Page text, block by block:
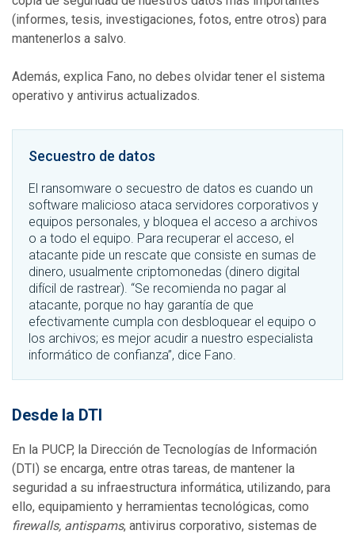
(informes, tesis, investigaciones, fotos, entre otros) para
mantenerlos a salvo.
Además, explica Fano, no debes olvidar tener el sistema
operativo y antivirus actualizados.
Secuestro de datos
El ransomware o secuestro de datos es cuando un
software malicioso ataca servidores corporativos y
equipos personales, y bloquea el acceso a archivos
o a todo el equipo. Para recuperar el acceso, el
atacante pide un rescate que consiste en sumas de
dinero, usualmente criptomonedas (dinero digital
difícil de rastrear). “Se recomienda no pagar al
atacante, porque no hay garantía de que
efectivamente cumpla con desbloquear el equipo o
los archivos; es mejor acudir a nuestro especialista
informático de confianza”, dice Fano.
Desde la DTI
En la PUCP, la Dirección de Tecnologías de Información
(DTI) se encarga, entre otras tareas, de mantener la
seguridad a su infraestructura informática, utilizando, para
ello, equipamiento y herramientas tecnológicas, como
firewalls, antispams, antivirus corporativo, sistemas de